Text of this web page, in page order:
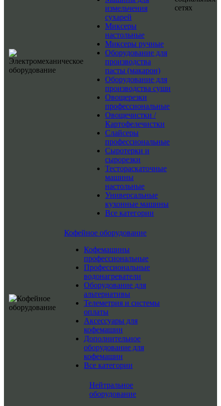
измельчения
сухарей
Миксеры
настольные
Миксеры ручные
Оборудование для
производства
пасты (макарон)
Оборудование для
производства суши
Овощерезки
профессиональные
Овощечистки /
Картофелечистки
Слайсеры
профессиональные
Сыротерки и
сырорезки
Тестораскаточные
машины
настольные
Универсальные
кухонные машины
Все категории
Кофейное оборудование
Кофемашины
профессиональные
Профессиональные
водонагреватели
Оборудование для
альтернативы
Телеметрия и системы
оплаты
Аксессуары для
кофемашин
Дополнительное
оборудование для
кофемашин
Все категории
Нейтральное
оборудование
сетях